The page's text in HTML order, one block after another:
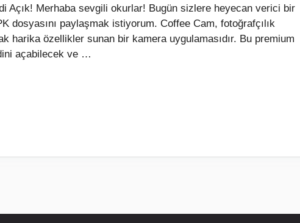
Açık! Merhaba sevgili okurlar! Bugün sizlere heyecan verici bir
dosyasını paylaşmak istiyorum. Coffee Cam, fotoğrafçılık
harika özellikler sunan bir kamera uygulamasıdır. Bu premium
açabilecek ve …